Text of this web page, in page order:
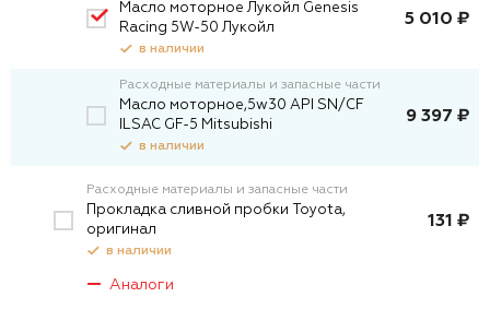
Масло моторное Лукойл Genesis
Racing 5W-50 Лукойл
в наличии
5 010 ₽
Расходные материалы и запасные части
Масло моторное,5w30 API SN/CF
ILSAC GF-5 Mitsubishi
в наличии
9 397 ₽
Расходные материалы и запасные части
Прокладка сливной пробки Toyota,
оригинал
в наличии
131 ₽
Аналоги